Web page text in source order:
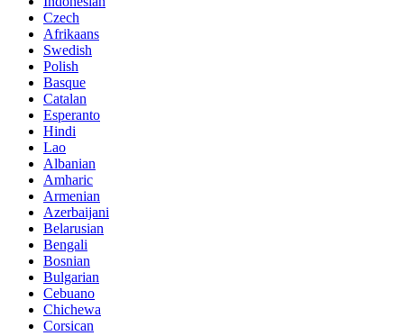
Czech
Afrikaans
Swedish
Polish
Basque
Catalan
Esperanto
Hindi
Lao
Albanian
Amharic
Armenian
Azerbaijani
Belarusian
Bengali
Bosnian
Bulgarian
Cebuano
Chichewa
Corsican